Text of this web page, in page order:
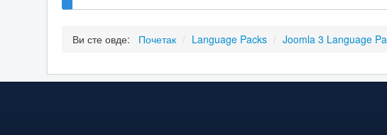
Ви сте овде: Почетак / Language Packs / Joomla 3 Language